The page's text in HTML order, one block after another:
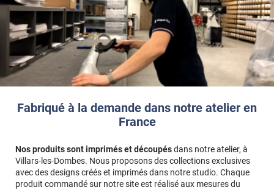
Fabriqué à la demande dans notre atelier en
France
Nos produits sont imprimés et découpésdans notre atelier, à
Villars-les-Dombes. Nous proposons des collections exclusives
avec des designs créés et imprimés dans notre studio. Chaque
produit commandé sur notre site est réalisé aux mesures du
*****Il y a 2507 jours
Je l'aurai peut-être préféré un peu plus "couvrant" , mais il
a malgré tout donné un rendu plus qu'appréciable.
*****
Il y a 1266 jours
Le format n’est pas le bon Commande en 90 cm et livré en
Lorsque vous allez mesurer vos carreaux à équiper avec de
l'adhésif, ne comptez pas les joints dans vos mesures ! L'angle
des carreaux que vous allez recevoir sera très légèrement "cassé"
afin de suivre les contours des joints.